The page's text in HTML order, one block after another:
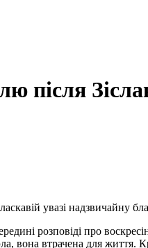
після
увазі надзвичайну
розповіді про
вона втрачена для життя.